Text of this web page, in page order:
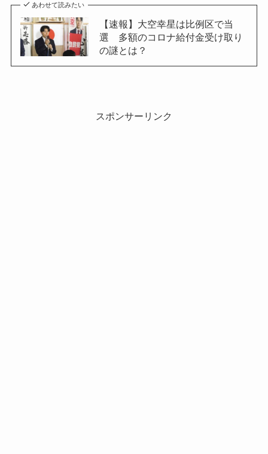
あわせて読みたい
【速報】大空幸星は比例区で当
選 多額のコロナ給付金受け取り
の謎とは？
スポンサーリンク